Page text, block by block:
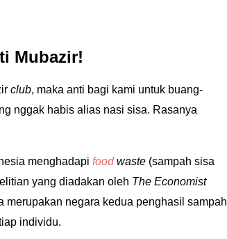
Mubazir!
club, maka anti bagi kami untuk buang-
nggak habis alias nasi sisa. Rasanya
menghadapi foodwaste (sampah sisa
yang diadakan oleh The Economist
merupakan negara kedua penghasil sampah
individu.